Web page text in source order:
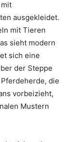
ausgekleidet.
mit Tieren
sieht modern
sich eine
der Steppe
die
vorbeizieht,
Mustern